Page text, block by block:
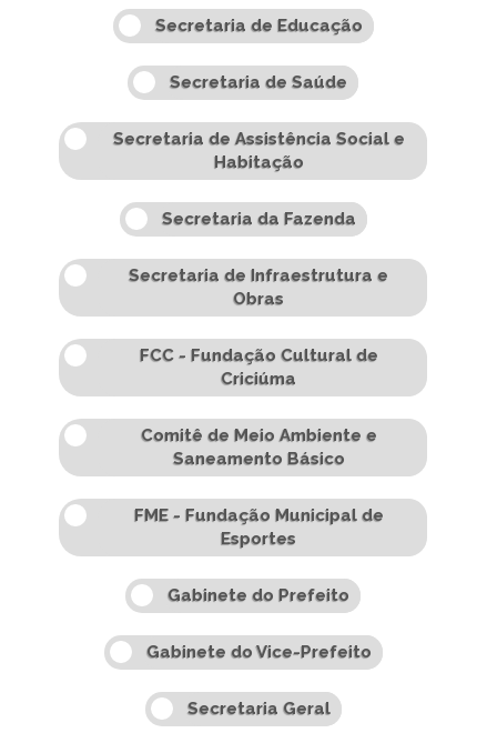
Secretaria de Educação
Secretaria de Saúde
Secretaria de Assistência Social e
Habitação
Secretaria da Fazenda
Secretaria de Infraestrutura e
Obras
FCC - Fundação Cultural de
Criciúma
Comitê de Meio Ambiente e
Saneamento Básico
FME - Fundação Municipal de
Esportes
Gabinete do Prefeito
Gabinete do Vice-Prefeito
Secretaria Geral